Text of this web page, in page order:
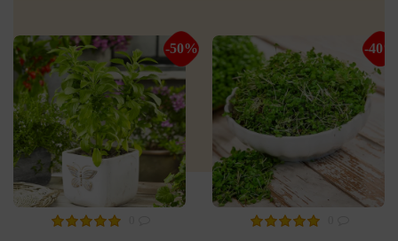
-50% -40%